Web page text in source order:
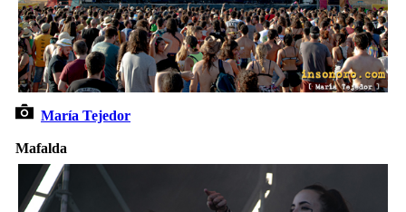
María Tejedor
Mafalda